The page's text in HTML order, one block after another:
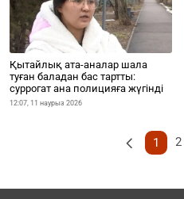
Қытайлық ата-аналар шала
туған баладан бас тартты:
суррогат ана полицияға жүгінді
12:07, 11 наурыз 2026
1 2